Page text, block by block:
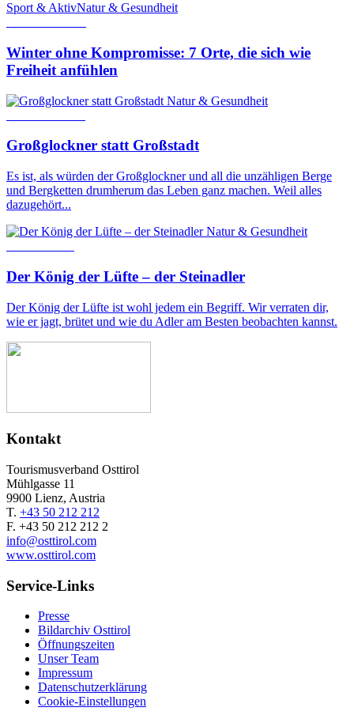
Sport & AktivNatur & Gesundheit
Winter ohne Kompromisse: 7 Orte, die sich wie
Freiheit anfühlen
Natur & Gesundheit
Großglockner statt Großstadt
Es ist, als würden der Großglockner und all die unzähligen Berge
und Bergketten drumherum das Leben ganz machen. Weil alles
dazugehört...
Natur & Gesundheit
Der König der Lüfte – der Steinadler
Der König der Lüfte ist wohl jedem ein Begriff. Wir verraten dir,
wie er jagt, brütet und wie du Adler am Besten beobachten kannst.
Kontakt
Tourismusverband Osttirol
Mühlgasse 11
9900 Lienz, Austria
T. +43 50 212 212
F. +43 50 212 212 2
info@osttirol.com
www.osttirol.com
Service-Links
Presse
Bildarchiv Osttirol
Öffnungszeiten
Unser Team
Impressum
Datenschutzerklärung
Cookie-Einstellungen